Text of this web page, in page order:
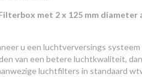
met 2 x 125 mm
u een luchtverversings
van een betere luchtkwaliteit,
luchtfilters in standaard